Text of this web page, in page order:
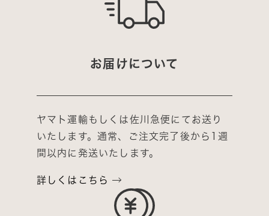
お届けについて
ヤマト運輸もしくは佐川急便にてお送り
いたします。通常、ご注文完了後から1週
間以内に発送いたします。
詳しくはこちら